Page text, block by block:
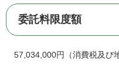
委託料限度額
57,034,000円（消費税及び